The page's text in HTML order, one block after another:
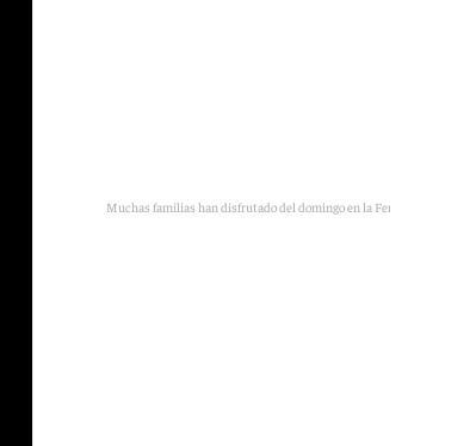
Muchas familias han disfrutado del domingo en la Feria del Corpus.